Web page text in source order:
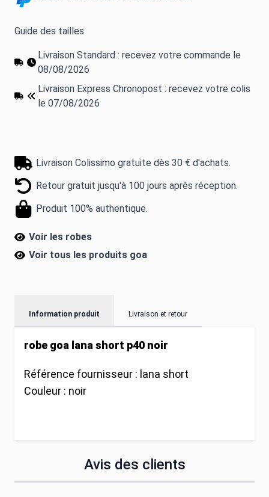
Guide des tailles
Livraison Standard : recevez votre commande le
08/08/2026
Livraison Express Chronopost : recevez votre colis
le 07/08/2026
Livraison Colissimo gratuite dès 30 € d'achats.
Retour gratuit jusqu'à 100 jours après réception.
Produit 100% authentique.
Voir les robes
Voir tous les produits goa
Information produit Livraison et retour
robe goa lana short p40 noir
Référence fournisseur : lana short
Couleur : noir
Avis des clients